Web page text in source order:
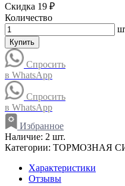
Скидка 19 ₽
Количество
Купить
Спросить
в WhatsApp
Спросить
в WhatsApp
Избранное
Наличие: 2 шт.
Категории: ТОРМОЗНАЯ
Характеристики
Отзывы